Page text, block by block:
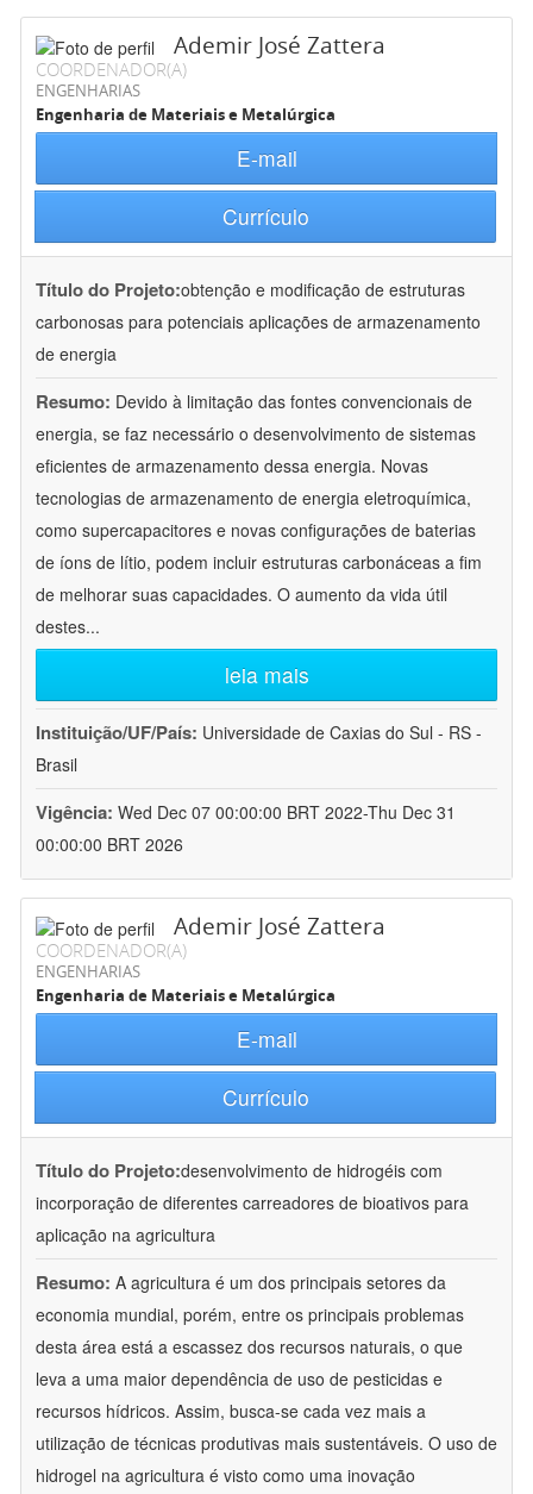
Ademir José Zattera
COORDENADOR(A)
ENGENHARIAS
Engenharia de Materiais e Metalúrgica
E-mail
Currículo
Título do Projeto:obtenção e modificação de estruturas
carbonosas para potenciais aplicações de armazenamento
de energia
Resumo: Devido à limitação das fontes convencionais de
energia, se faz necessário o desenvolvimento de sistemas
eficientes de armazenamento dessa energia. Novas
tecnologias de armazenamento de energia eletroquímica,
como supercapacitores e novas configurações de baterias
de íons de lítio, podem incluir estruturas carbonáceas a fim
de melhorar suas capacidades. O aumento da vida útil
destes...
leia mais
Instituição/UF/País: Universidade de Caxias do Sul - RS -
Brasil
Vigência: Wed Dec 07 00:00:00 BRT 2022-Thu Dec 31
00:00:00 BRT 2026
Ademir José Zattera
COORDENADOR(A)
ENGENHARIAS
Engenharia de Materiais e Metalúrgica
E-mail
Currículo
Título do Projeto:desenvolvimento de hidrogéis com
incorporação de diferentes carreadores de bioativos para
aplicação na agricultura
Resumo: A agricultura é um dos principais setores da
economia mundial, porém, entre os principais problemas
desta área está a escassez dos recursos naturais, o que
leva a uma maior dependência de uso de pesticidas e
recursos hídricos. Assim, busca-se cada vez mais a
utilização de técnicas produtivas mais sustentáveis. O uso de
hidrogel na agricultura é visto como uma inovação